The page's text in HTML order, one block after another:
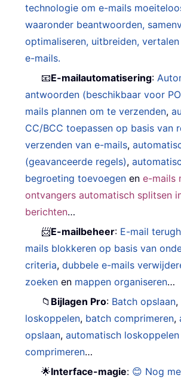
technologie om e-mails
waaronder beantwoorden,
optimaliseren, uitbreiden,
e-mails.
📧E-mailautomatisering:
antwoorden (beschikbaar voor
mails plannen om te verzenden,
CC/BCC toepassen op basis van
verzenden van e-mails,
(geavanceerde regels),
begroeting toevoegen ene-mails
ontvangers automatisch splitsen
berichten…
📨E-mailbeheer: E-mail
mails blokkeren op basis van
criteria,dubbele e-mails
zoeken en mappen organiseren…
📁 Bijlagen Pro: Batch opslaan,
loskoppelen, batch comprimeren,
opslaan,automatisch loskoppelen
comprimeren…
🌟Interface-magie: 😊 Nog